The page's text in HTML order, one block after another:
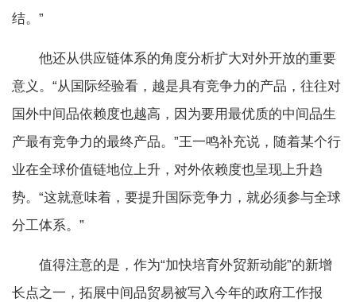
结。”
他还从供应链体系的角度分析扩大对外开放的重要
意义。“从国际经验看，越是具有竞争力的产品，往往对
国外中间品依赖度也越高，因为要用最优质的中间品生
产最有竞争力的最终产品。”王一鸣补充说，随着某个行
业在全球价值链地位上升，对外依赖度也呈现上升趋
势。“这就意味着，要提升国际竞争力，就必须参与全球
分工体系。”
值得注意的是，作为“加快培育外贸新动能”的新增
长点之一，拓展中间品贸易被写入今年的政府工作报